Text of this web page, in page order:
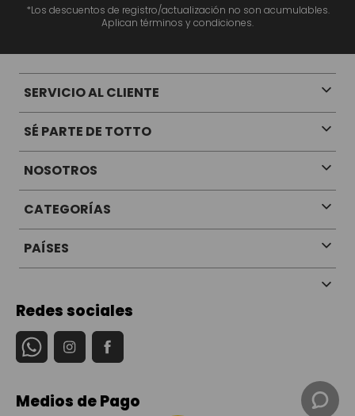
*Los descuentos de registro/actualización no son acumulables.
Aplican términos y condiciones.
SERVICIO AL CLIENTE
SÉ PARTE DE TOTTO
NOSOTROS
CATEGORÍAS
PAÍSES
Redes sociales
Medios de Pago